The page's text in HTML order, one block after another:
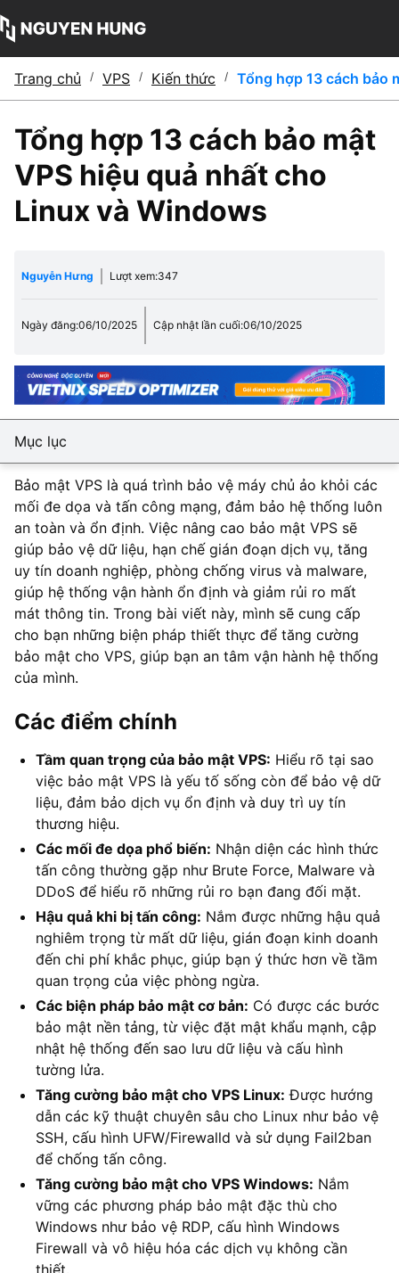
Trang chủ / VPS / Kiến thức / Tổng hợp 13 cách bảo
Tổng hợp 13 cách bảo mật
VPS hiệu quả nhất cho
Linux và Windows
Nguyễn Hưng Lượt xem:347
Ngày đăng:06/10/2025 Cập nhật lần cuối:06/10/2025
Mục lục
Bảo mật VPS là quá trình bảo vệ máy chủ ảo khỏi các
mối đe dọa và tấn công mạng, đảm bảo hệ thống luôn
an toàn và ổn định. Việc nâng cao bảo mật VPS sẽ
giúp bảo vệ dữ liệu, hạn chế gián đoạn dịch vụ, tăng
uy tín doanh nghiệp, phòng chống virus và malware,
giúp hệ thống vận hành ổn định và giảm rủi ro mất
mát thông tin. Trong bài viết này, mình sẽ cung cấp
cho bạn những biện pháp thiết thực để tăng cường
bảo mật cho VPS, giúp bạn an tâm vận hành hệ thống
của mình.
Các điểm chính
Tầm quan trọng của bảo mật VPS: Hiểu rõ tại sao
việc bảo mật VPS là yếu tố sống còn để bảo vệ dữ
liệu, đảm bảo dịch vụ ổn định và duy trì uy tín
thương hiệu.
Các mối đe dọa phổ biến: Nhận diện các hình thức
tấn công thường gặp như Brute Force, Malware và
DDoS để hiểu rõ những rủi ro bạn đang đối mặt.
Hậu quả khi bị tấn công: Nắm được những hậu quả
nghiêm trọng từ mất dữ liệu, gián đoạn kinh doanh
đến chi phí khắc phục, giúp bạn ý thức hơn về tầm
quan trọng của việc phòng ngừa.
Các biện pháp bảo mật cơ bản: Có được các bước
bảo mật nền tảng, từ việc đặt mật khẩu mạnh, cập
nhật hệ thống đến sao lưu dữ liệu và cấu hình
tường lửa.
Tăng cường bảo mật cho VPS Linux: Được hướng
dẫn các kỹ thuật chuyên sâu cho Linux như bảo vệ
SSH, cấu hình UFW/Firewalld và sử dụng Fail2ban
để chống tấn công.
Tăng cường bảo mật cho VPS Windows: Nắm
vững các phương pháp bảo mật đặc thù cho
Windows như bảo vệ RDP, cấu hình Windows
Firewall và vô hiệu hóa các dịch vụ không cần
thiết.